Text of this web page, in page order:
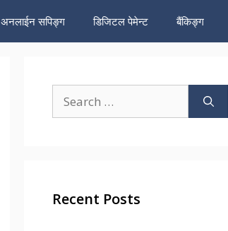
अनलाईन सपिङ्ग डिजिटल पेमेन्ट बैंकिङ्ग
for:
Recent Posts